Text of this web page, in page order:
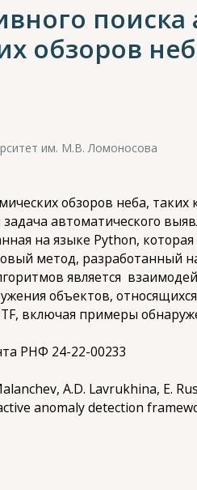
обзоров
им. М.В. Ломоносова
обзоров неба, таких
автоматического
на языке Python,
метод, разработанный
является
объектов,
включая примеры
РНФ 24-22-00233
A.D. Lavrukhina, E.
anomaly detection